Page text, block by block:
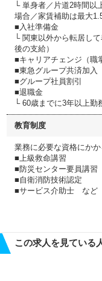
└ 単身者／片道2時間以
場合／家賃補助は最大
■入社準備金
└ 関東以外から転居し
後の支給）
■キャリアチェンジ（職
■東急グループ共済加入
■グループ社員割引
■退職金
└ 60歳までに3年以上勤
教育制度
業務に必要な資格にか
■上級救命講習
■防災センター要員講習
■自衛消防技術認定
■サービス介助士 など
この求人を見ている